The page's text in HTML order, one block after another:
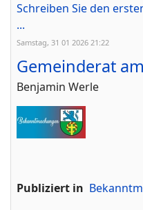
Schreiben Sie den
...
Samstag, 31 01 2026 21:22
Gemeinderat
Benjamin Werle
Publiziert in